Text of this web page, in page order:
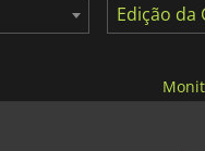
Edição da